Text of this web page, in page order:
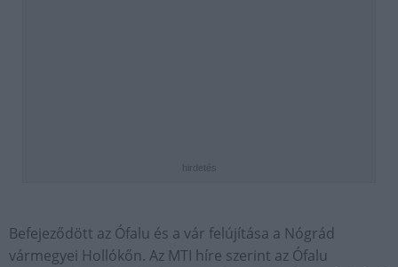
hirdetés
Befejeződött az Ófalu és a vár felújítása a Nógrád
vármegyei Hollókőn. Az MTI híre szerint az Ófalu